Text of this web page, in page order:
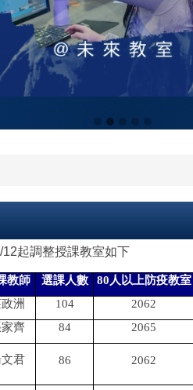
12起調整授課教室如下
教師 選課人數 80人以上防疫教室
洲 104
2062
齊 84 2065
君 86 2062